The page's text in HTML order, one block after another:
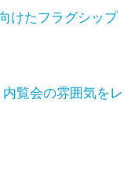
けたフラグシップ
覧会の雰囲気をレ